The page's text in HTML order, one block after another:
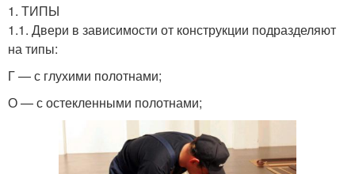
1. ТИПЫ
1.1. Двери в зависимости от конструкции подразделяют
на типы:
Г — с глухими полотнами;
О — с остекленными полотнами;